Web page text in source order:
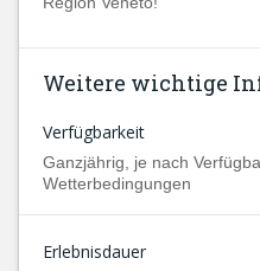
Weitere wichtige
Verfügbarkeit
Ganzjährig, je nach
Wetterbedingungen
Erlebnisdauer